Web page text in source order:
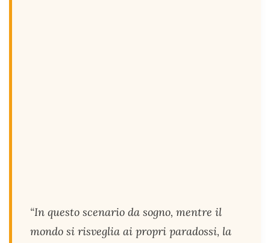
“In questo scenario da sogno, mentre il
mondo si risveglia ai propri paradossi, la